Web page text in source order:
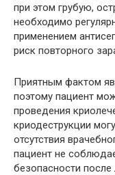
при этом грубую,
необходимо
применением
риск повторного
Приятным фактом
поэтому пациент
проведения
криодеструкции
отсутствия
пациент не
безопасности